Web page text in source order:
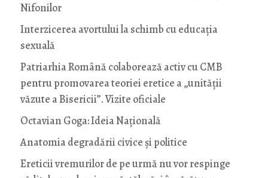
Nifonilor
Interzicerea avortului la schimb cu educaţia
sexuală
Patriarhia Română colaborează activ cu CMB
pentru promovarea teoriei eretice a „unității
văzute a Bisericii”. Vizite oficiale
Octavian Goga: Ideia Naţională
Anatomia degradării civice și politice
Ereticii vremurilor de pe urmă nu vor respinge